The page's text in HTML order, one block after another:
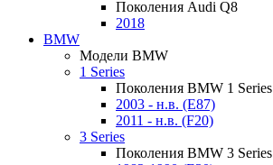
Поколения Audi Q8
2018
BMW
Модели BMW
1 Series
Поколения BMW 1 Series
2003 - н.в. (E87)
2011 - н.в. (F20)
3 Series
Поколения BMW 3 Series